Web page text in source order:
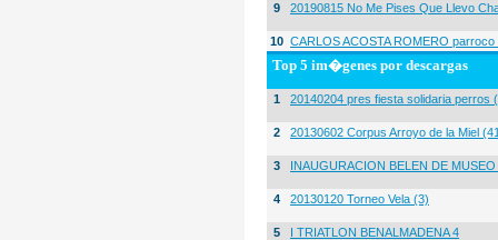
9 20190815 No Me Pises Que Llevo
10 CARLOS ACOSTA ROMERO
Top 5 im�genes por descargas
1 20140204 pres fiesta solidaria perros
2 20130602 Corpus Arroyo de la Miel
3 INAUGURACION BELEN DE
4 20130120 Torneo Vela (3)
5 I TRIATLON BENALMADENA 4